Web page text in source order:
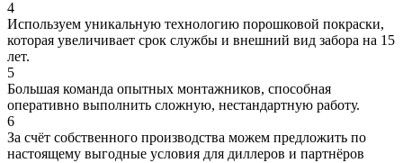
4
Используем уникальную технологию порошковой покраски,
которая увеличивает срок службы и внешний вид забора на 15
лет.
5
Большая команда опытных монтажников, способная
оперативно выполнить сложную, нестандартную работу.
6
За счёт собственного производства можем предложить по
настоящему выгодные условия для диллеров и партнёров